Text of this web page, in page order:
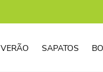
VERÃO SAPATOS